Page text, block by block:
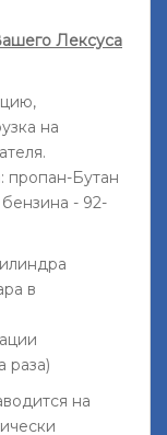
Лексуса
на
пропан-Бутан
- 92-
в
раза)
на